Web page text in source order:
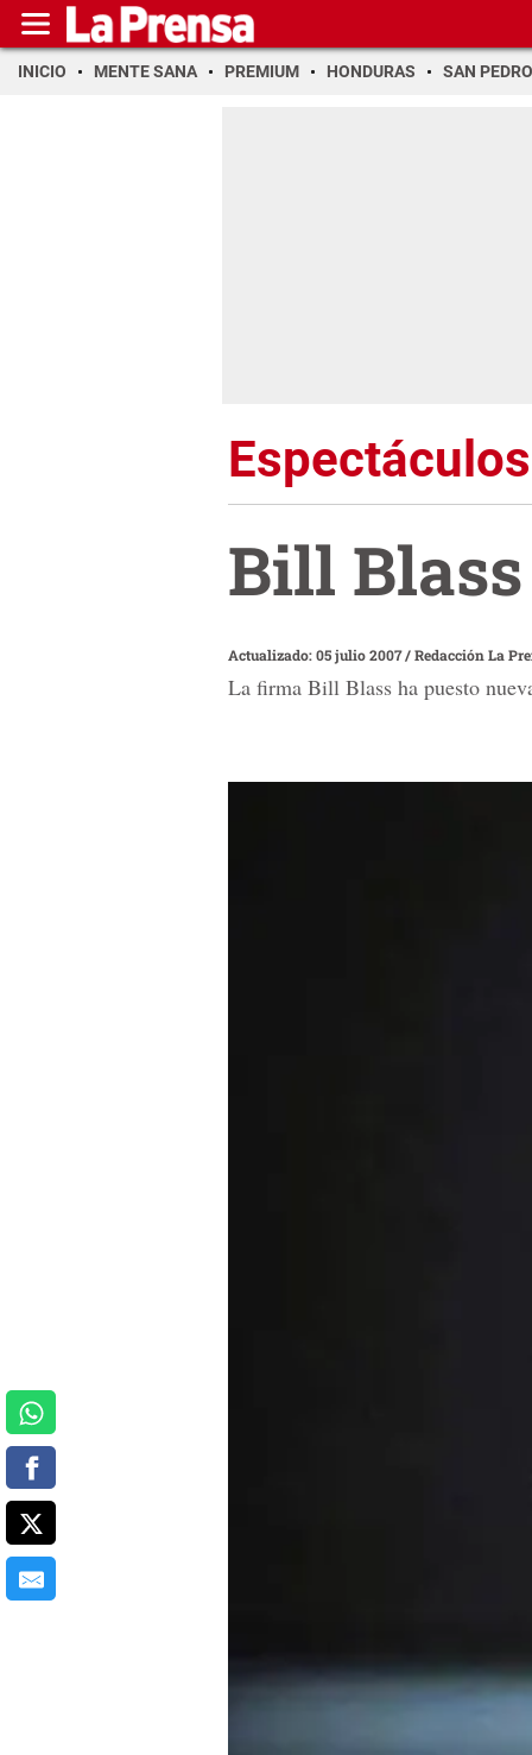
INICIO MENTE SANA PREMIUM HONDURAS SAN PEDRO
Espectáculos
Bill
Actualizado: 05 julio 2007/Redacción La
La firma Bill Blass ha puesto